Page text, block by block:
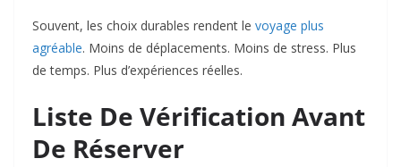
Souvent, les choix durables rendent le voyage plus
agréable. Moins de déplacements. Moins de stress. Plus
de temps. Plus d’expériences réelles.
Liste De Vérification Avant
De Réserver